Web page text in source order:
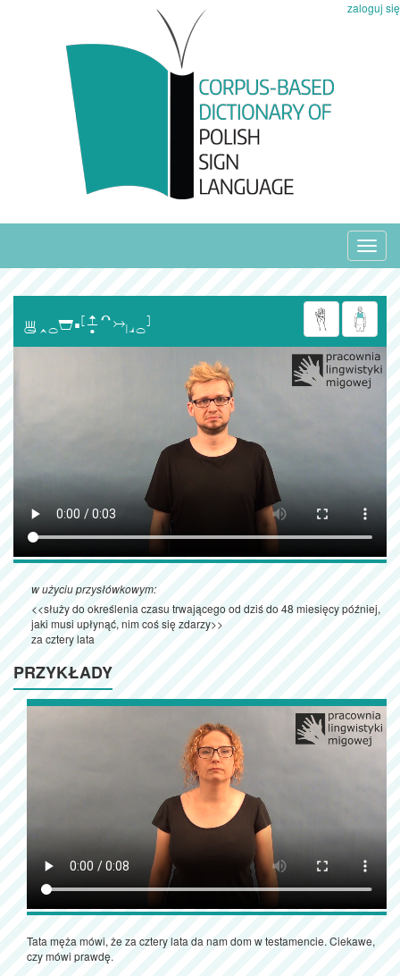
zaloguj się

w użyciu przysłówkowym:
<<służy do określenia czasu trwającego od dziś do 48 miesięcy później,
jaki musi upłynąć, nim coś się zdarzy>>
za cztery lata
PRZYKŁADY
Tata męża mówi, że za cztery lata da nam dom w testamencie. Ciekawe,
czy mówi prawdę.